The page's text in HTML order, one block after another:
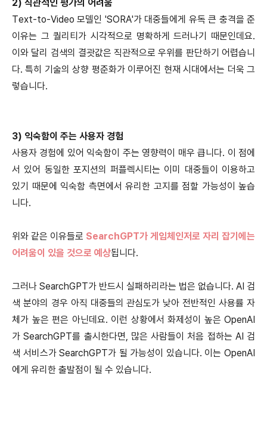
2) 직관적인 평가의 어려움
Text-to-Video 모델인 'SORA'가 대중들에게 유독 큰 충격을 준
이유는 그 퀄리티가 시각적으로 명확하게 드러나기 때문인데요.
이와 달리 검색의 결괏값은 직관적으로 우위를 판단하기 어렵습니
다. 특히 기술의 상향 평준화가 이루어진 현재 시대에서는 더욱 그
렇습니다.
3) 익숙함이 주는 사용자 경험
사용자 경험에 있어 익숙함이 주는 영향력이 매우 큽니다. 이 점에
서 있어 동일한 포지션의 퍼플렉시티는 이미 대중들이 이용하고
있기 때문에 익숙함 측면에서 유리한 고지를 점할 가능성이 높습
니다.
위와 같은 이유들로 SearchGPT가 게임체인저로 자리 잡기에는
어려움이 있을 것으로 예상됩니다.
그러나 SearchGPT가 반드시 실패하리라는 법은 없습니다. AI 검
색 분야의 경우 아직 대중들의 관심도가 낮아 전반적인 사용률 자
체가 높은 편은 아닌데요. 이런 상황에서 화제성이 높은 OpenAI
가 SearchGPT를 출시한다면, 많은 사람들이 처음 접하는 AI 검
색 서비스가 SearchGPT가 될 가능성이 있습니다. 이는 OpenAI
에게 유리한 출발점이 될 수 있습니다.